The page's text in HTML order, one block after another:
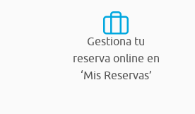
Gestiona tu
reserva online en
‘Mis Reservas’